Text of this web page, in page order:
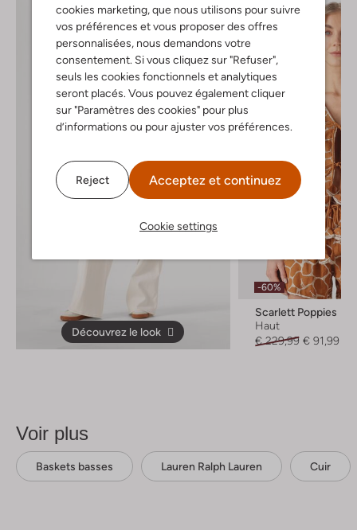
cookies marketing, que nous utilisons pour suivre
vos préférences et vous proposer des offres
personnalisées, nous demandons votre
consentement. Si vous cliquez sur "Refuser",
seuls les cookies fonctionnels et analytiques
seront placés. Vous pouvez également cliquer
sur "Paramètres des cookies" pour plus
d’informations ou pour ajuster vos préférences.
Reject Acceptez et continuez
Cookie settings
Découvrez le look
-60%
Scarlett Poppies
Haut
€ 229,99 € 91,99
Voir plus
Baskets basses Lauren Ralph Lauren Cuir